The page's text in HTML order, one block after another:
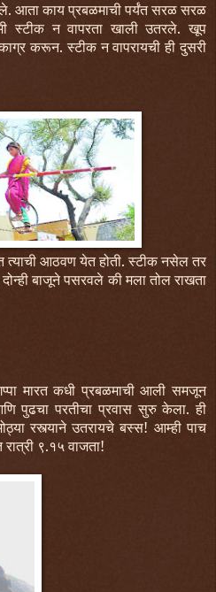
आता काय प्रबळमाची पर्यंत सरळ सरळ
स्टीक न वापरता खाली उतरले. खूप
करून. स्टीक न वापरायची ही दुसरी
त्याची आठवण येत होती. स्टीक नसेल तर
बाजूने पसरवले की मला तोल राखता
मारत कधी प्रबळमाची आली समजून
पुढचा परतीचा प्रवास सुरु केला. ही
रस्त्याने उतरायचे बस्स! आम्ही पाच
९.१५ वाजता!